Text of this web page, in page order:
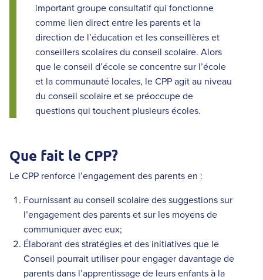
important groupe consultatif qui fonctionne
comme lien direct entre les parents et la
direction de l’éducation et les conseillères et
conseillers scolaires du conseil scolaire. Alors
que le conseil d’école se concentre sur l’école
et la communauté locales, le CPP agit au niveau
du conseil scolaire et se préoccupe de
questions qui touchent plusieurs écoles.
Que fait le CPP?
Le CPP renforce l’engagement des parents en :
Fournissant au conseil scolaire des suggestions sur
l’engagement des parents et sur les moyens de
communiquer avec eux;
Élaborant des stratégies et des initiatives que le
Conseil pourrait utiliser pour engager davantage de
parents dans l’apprentissage de leurs enfants à la